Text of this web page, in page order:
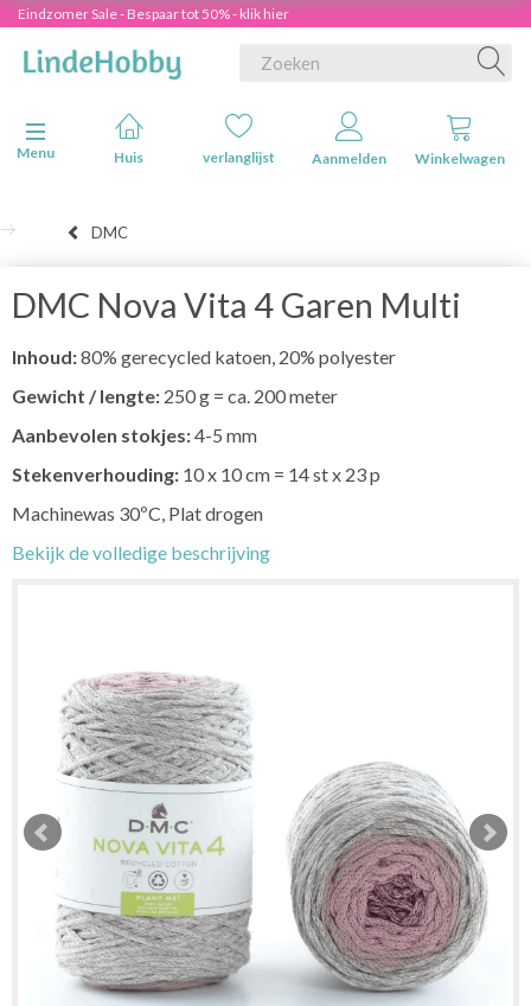
Eindzomer Sale - Bespaar tot 50% - klik hier
Navigatie in-/uitschakelen
Menu
Huis verlanglijst Aanmelden Winkelwagen
DMC
DMC Nova Vita 4 Garen Multi
Inhoud:80% gerecycled katoen, 20% polyester
Gewicht / lengte: 250 g = ca. 200 meter
Aanbevolen stokjes:4-5 mm
Stekenverhouding: 10 x 10 cm = 14 st x 23 p
Machinewas 30ºC, Plat drogen
Bekijk de volledige beschrijving